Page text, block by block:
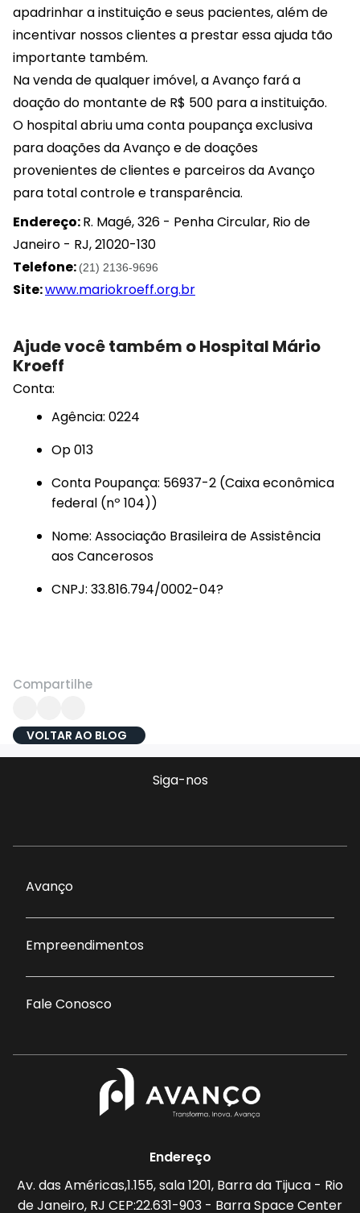
apadrinhar a instituição e seus pacientes, além de
incentivar nossos clientes a prestar essa ajuda tão
importante também.
Na venda de qualquer imóvel, a Avanço fará a
doação do montante de R$ 500 para a instituição.
O hospital abriu uma conta poupança exclusiva
para doações da Avanço e de doações
provenientes de clientes e parceiros da Avanço
para total controle e transparência.
Endereço:R. Magé, 326 - Penha Circular, Rio de
Janeiro - RJ, 21020-130
Telefone: (21) 2136-9696
Site:www.mariokroeff.org.br
Ajude você também o Hospital Mário
Kroeff
Conta:
Agência: 0224
Op 013
Conta Poupança: 56937-2 (Caixa econômica
federal (nº 104))
Nome: Associação Brasileira de Assistência
aos Cancerosos
CNPJ: 33.816.794/0002-04?
Compartilhe
VOLTAR AO BLOG
Siga-nos
Avanço
Empreendimentos
Fale Conosco
Endereço
Av. das Américas,1.155, sala 1201, Barra da Tijuca - Rio
de Janeiro, RJ CEP:22.631-903 - Barra Space Center